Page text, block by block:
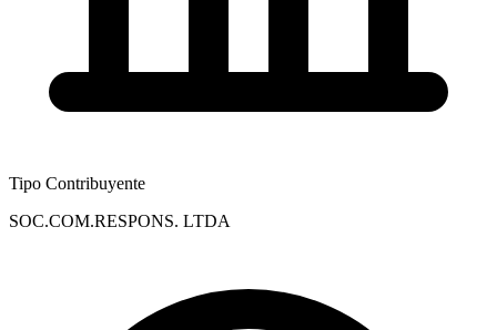
Tipo Contribuyente
SOC.COM.RESPONS. LTDA